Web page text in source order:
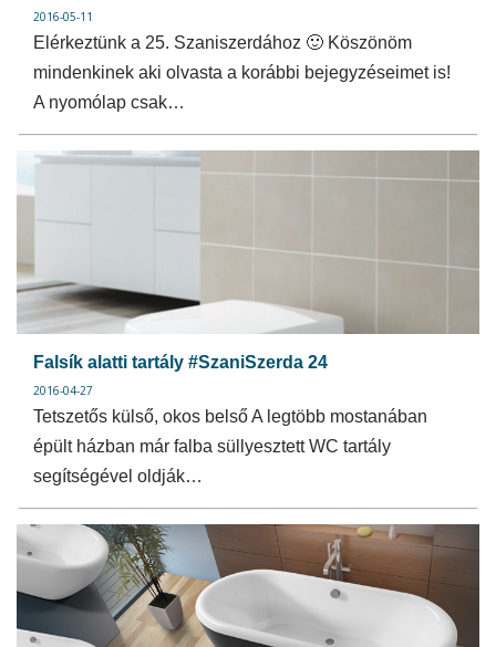
2016-05-11
Elérkeztünk a 25. Szaniszerdához 🙂 Köszönöm
mindenkinek aki olvasta a korábbi bejegyzéseimet is!
A nyomólap csak…
Falsík alatti tartály #SzaniSzerda 24
2016-04-27
Tetszetős külső, okos belső A legtöbb mostanában
épült házban már falba süllyesztett WC tartály
segítségével oldják…